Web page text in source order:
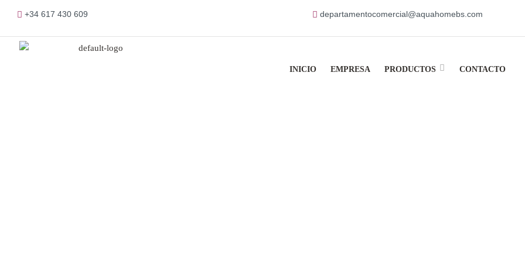
+34 617 430 609 departamentocomercial@aquahomebs.com
INICIO EMPRESA PRODUCTOS CONTACTO